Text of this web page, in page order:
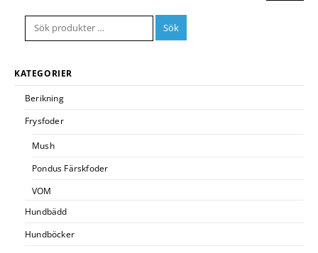
Sök
KATEGORIER
Berikning
Frysfoder
Mush
Pondus Färskfoder
VOM
Hundbädd
Hundböcker